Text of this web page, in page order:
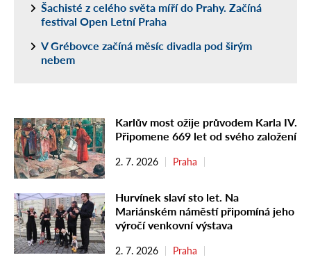
Šachisté z celého světa míří do Prahy. Začíná
festival Open Letní Praha
V Grébovce začíná měsíc divadla pod širým
nebem
Karlův most ožije průvodem Karla IV.
Připomene 669 let od svého založení
2. 7. 2026 Praha
Hurvínek slaví sto let. Na
Mariánském náměstí připomíná jeho
výročí venkovní výstava
2. 7. 2026 Praha